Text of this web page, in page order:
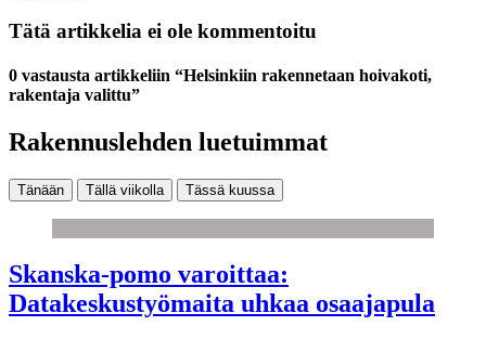
Tätä artikkelia ei ole kommentoitu
0 vastausta artikkeliin “Helsinkiin rakennetaan hoivakoti,
rakentaja valittu”
Rakennuslehden luetuimmat
Tänään Tällä viikolla Tässä kuussa
Skanska-pomo varoittaa:
Datakeskustyömaita uhkaa osaajapula